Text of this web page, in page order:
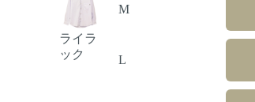
ライラ
ック
M
L